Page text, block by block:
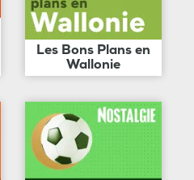
Les Bons Plans en
Wallonie